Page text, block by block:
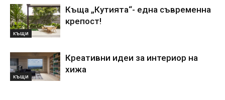
къщи
Къща „Кутията“- една съвременна
крепост!
къщи
Креативни идеи за интериор на
хижа